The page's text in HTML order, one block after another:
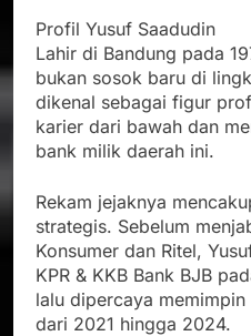
Profil Yusuf Saadudin
Lahir di Bandung pada
bukan sosok baru di
dikenal sebagai figur
karier dari bawah dan
bank milik daerah ini.
Rekam jejaknya
strategis. Sebelum
Konsumer dan Ritel,
KPR & KKB Bank BJB
lalu dipercaya
dari 2021 hingga 2024.